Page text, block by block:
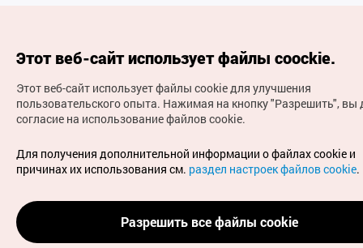
(с) Национальная организация туризма Кореи Все
права защищены
Для извещения об ошибках и проблемах, связанных с
работой веб-сайта, направляйте ваши запросы на
официальный адрес электронной почты
russian@knto.or.kr
Этот веб-сайт использует файлы coockie.
Этот веб-сайт использует файлы cookie для улучшения
пользовательского опыта. Нажимая на кнопку "Разрешить", вы
согласие на использование файлов cookie.
Для получения дополнительной информации о файлах cookie и
причинах их использования см. раздел настроек файлов cookie.
Разрешить все файлы cookie